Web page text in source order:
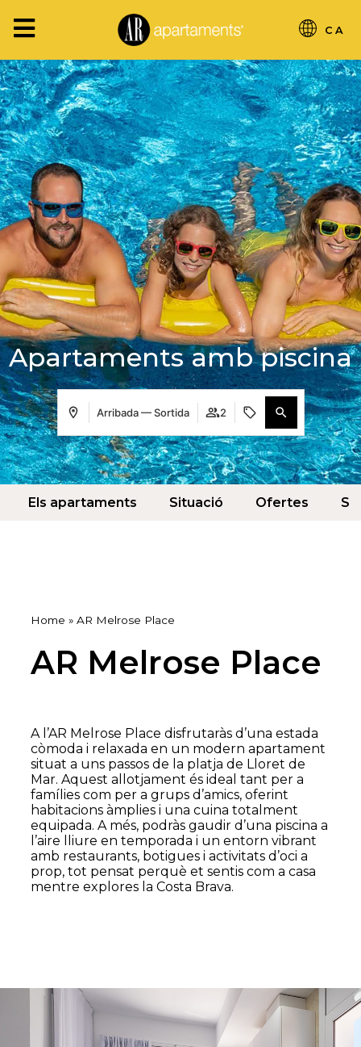
CA
Apartaments amb piscina
Arribada — Sortida 2
Els apartaments Situació Ofertes
Home » AR Melrose Place
AR Melrose Place
A l’AR Melrose Place disfrutaràs d’una estada
còmoda i relaxada en un modern apartament
situat a uns passos de la platja de Lloret de
Mar. Aquest allotjament és ideal tant per a
famílies com per a grups d’amics, oferint
habitacions àmplies i una cuina totalment
equipada. A més, podràs gaudir d’una piscina a
l’aire lliure en temporada i un entorn vibrant
amb restaurants, botigues i activitats d’oci a
prop, tot pensat perquè et sentis com a casa
mentre explores la Costa Brava.